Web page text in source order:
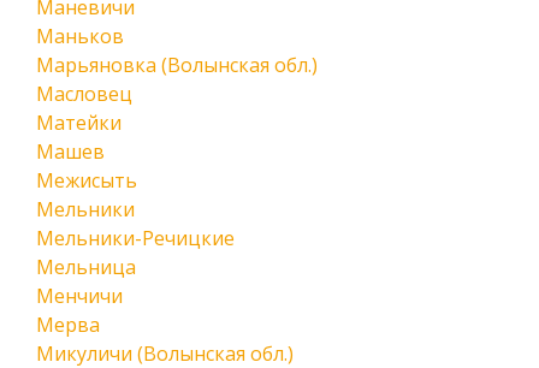
Маневичи
Маньков
Марьяновка (Волынская обл.)
Масловец
Матейки
Машев
Межисыть
Мельники
Мельники-Речицкие
Мельница
Менчичи
Мерва
Микуличи (Волынская обл.)